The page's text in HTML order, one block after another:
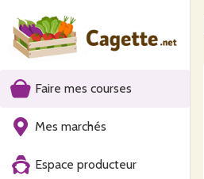
Faire mes courses
Mes marchés
Espace producteur